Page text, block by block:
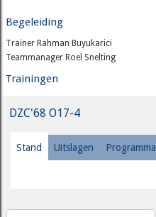
Begeleiding
Trainer Rahman Buyukarici
Teammanager Roel Snelting
Trainingen
DZC'68 O17-4
Stand Uitslagen Programma